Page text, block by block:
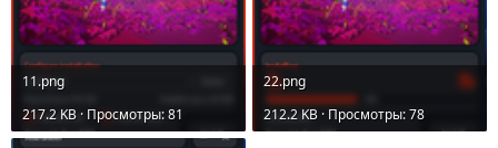
11.png
217.2 KB · Просмотры: 81
22.png
212.2 KB · Просмотры: 78